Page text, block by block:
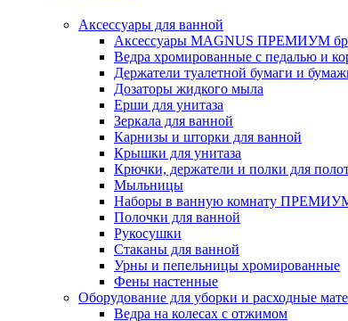
Аксессуары для ванной
Аксессуары MAGNUS ПРЕМИУМ
Ведра хромированные с педалью и
Держатели туалетной бумаги и
Дозаторы жидкого мыла
Ерши для унитаза
Зеркала для ванной
Карнизы и шторки для ванной
Крышки для унитаза
Крючки, держатели и полки для
Мыльницы
Наборы в ванную комнату
Полочки для ванной
Рукосушки
Стаканы для ванной
Урны и пепельницы хромированные
Фены настенные
Оборудование для уборки и расходные
Ведра на колесах с отжимом